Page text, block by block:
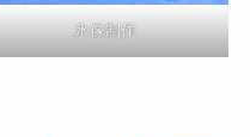
氷像制作